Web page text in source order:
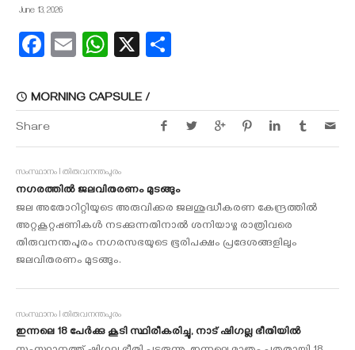
June 13, 2026
Facebook
EmailWhatsApp
X
MORNING CAPSULE /
Share
സംസ്ഥാനം I തിരുവനന്തപുരം
നഗരത്തിൽ ജലവിതരണം മുടങ്ങും
ജല അതോറിറ്റിയുടെ അരുവിക്കര ജലശുദ്ധീകരണ കേന്ദ്രത്തിൽ
അറ്റകൂറ്റപ്പണികൾ നടക്കുന്നതിനാൽ ശനിയാഴ്ച രാത്രിവരെ
തിരുവനന്തപുരം നഗരസഭയുടെ ഭൂരിപക്ഷം പ്രദേശങ്ങളിലും
ജലവിതരണം മുടങ്ങും.
സംസ്ഥാനം I തിരുവനന്തപുരം
ഇന്നലെ 18 പേര്‍ക്കു കൂടി സ്ഥിരീകരിച്ചു, നാട് ഷിഗല്ല ഭീതിയിൽ